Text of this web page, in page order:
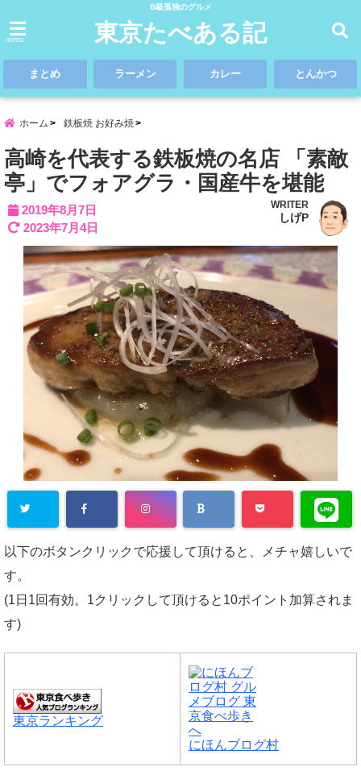
B級孤独のグルメ
menu 東京たべある記
まとめ ラーメン カレー とんかつ
ホーム 鉄板焼 お好み焼
高崎を代表する鉄板焼の名店 「素敵
亭」でフォアグラ・国産牛を堪能
2019年8月7日
2023年7月4日
WRITER
しげP
以下のボタンクリックで応援して頂けると、メチャ嬉しいで
す。
(1日1回有効。1クリックして頂けると10ポイント加算されま
す)
東京ランキング
にほんブログ村